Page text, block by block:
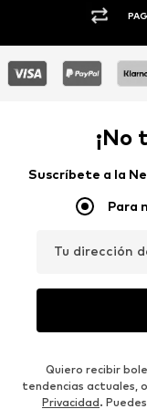
¡No
Suscríbete a la
Para
Tu dirección
Quiero recibir
tendencias actuales,
Privacidad.